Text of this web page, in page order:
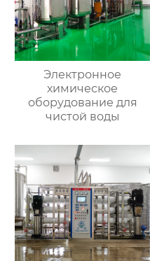
Электронное
химическое
оборудование для
чистой воды